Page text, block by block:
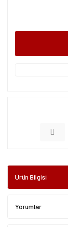
Ürün Bilgisi
Yorumlar